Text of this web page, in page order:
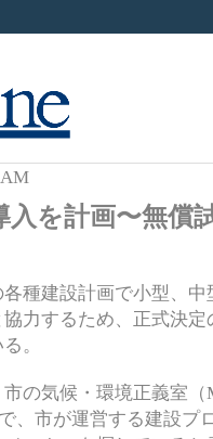
入を計画〜無償
種建設計画で小型、中
力するため、正式決
。
の気候・環境正義室（
、市が運営する建設プ